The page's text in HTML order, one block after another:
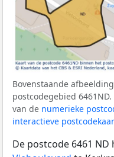
Bovenstaande
postcodegebied
van de numerieke
interactieve
De postcode 6461